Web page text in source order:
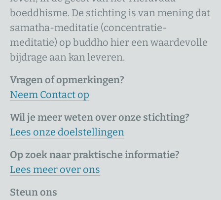
boeddhisme. De stichting is van mening dat
samatha-meditatie (concentratie-
meditatie) op buddho hier een waardevolle
bijdrage aan kan leveren.
Vragen of opmerkingen?
Neem Contact op
Wil je meer weten over onze stichting?
Lees onze doelstellingen
Op zoek naar praktische informatie?
Lees meer over ons
Steun ons